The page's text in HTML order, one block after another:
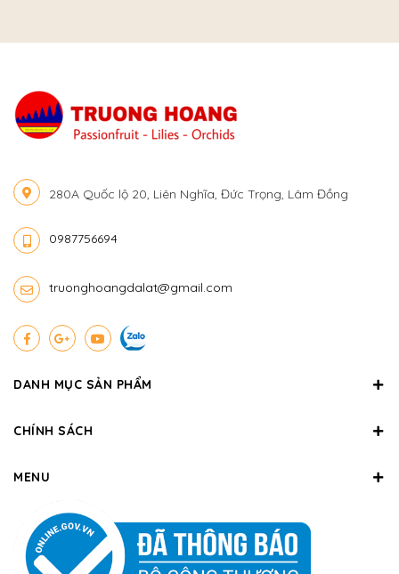
280A Quốc lộ 20, Liên Nghĩa, Đức Trọng, Lâm Đồng
0987756694
truonghoangdalat@gmail.com
DANH MỤC SẢN PHẨM
CHÍNH SÁCH
MENU